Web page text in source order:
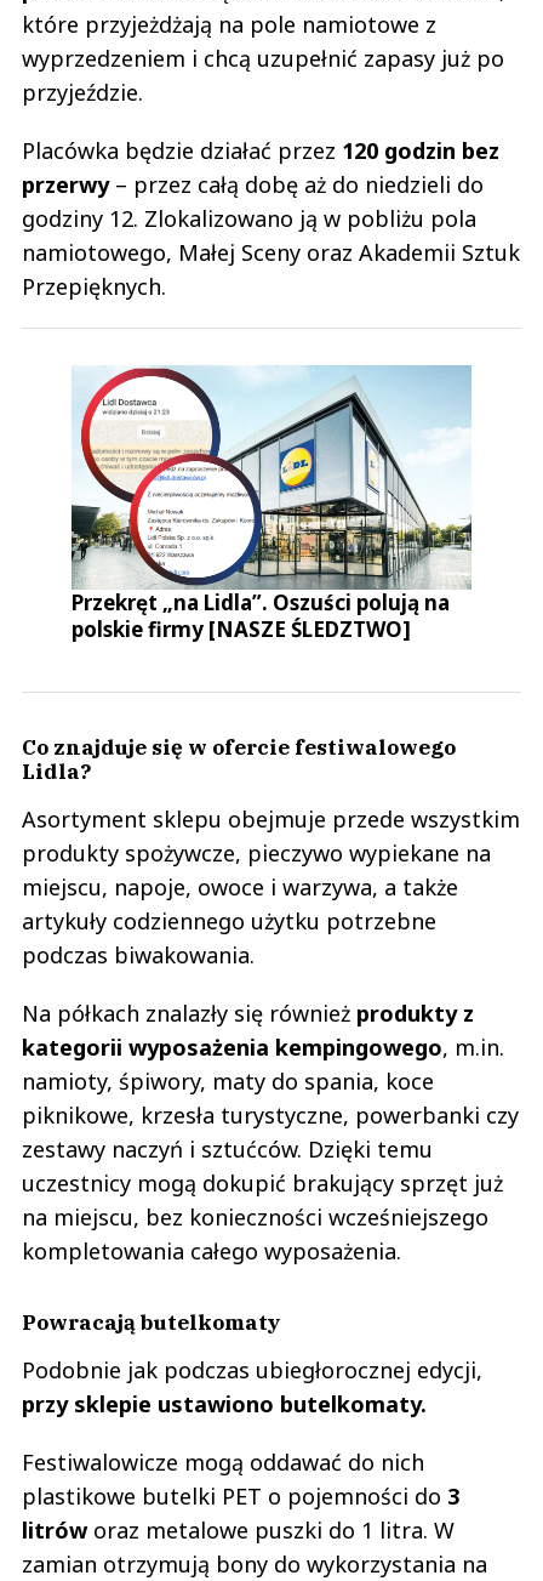
które przyjeżdżają na pole namiotowe z
wyprzedzeniem i chcą uzupełnić zapasy już po
przyjeździe.
Placówka będzie działać przez 120 godzin bez
przerwy– przez całą dobę aż do niedzieli do
godziny 12. Zlokalizowano ją w pobliżu pola
namiotowego, Małej Sceny oraz Akademii Sztuk
Przepięknych.
Przekręt „na Lidla”. Oszuści polują na
polskie firmy [NASZE ŚLEDZTWO]
Co znajduje się w ofercie festiwalowego
Lidla?
Asortyment sklepu obejmuje przede wszystkim
produkty spożywcze, pieczywo wypiekane na
miejscu, napoje, owoce i warzywa, a także
artykuły codziennego użytku potrzebne
podczas biwakowania.
Na półkach znalazły się również produkty z
kategorii wyposażenia kempingowego, m.in.
namioty, śpiwory, maty do spania, koce
piknikowe, krzesła turystyczne, powerbanki czy
zestawy naczyń i sztućców. Dzięki temu
uczestnicy mogą dokupić brakujący sprzęt już
na miejscu, bez konieczności wcześniejszego
kompletowania całego wyposażenia.
Powracają butelkomaty
Podobnie jak podczas ubiegłorocznej edycji,
przy sklepie ustawiono butelkomaty.
Festiwalowicze mogą oddawać do nich
plastikowe butelki PET o pojemności do 3
litróworaz metalowe puszki do 1 litra. W
zamian otrzymują bony do wykorzystania na